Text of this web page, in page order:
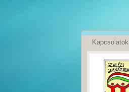
Kapcsolatok
English